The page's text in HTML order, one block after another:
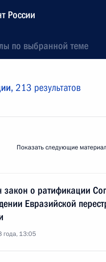
России
по выбранной теме
213 результатов
Показать следующие
закон о ратификации
Евразийской
13:05